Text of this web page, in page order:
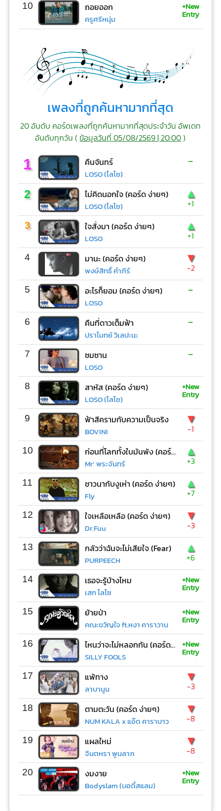
10 ถอยออก
ครูศรีหนุ่ม
+New
Entry
เพลงที่ถูกค้นหามากที่สุด
20 อันดับ คอร์ดเพลงที่ถูกค้นหามากที่สุดประจำวัน อัพเดท
อันดับทุกวัน (ข้อมูลวันที่ 05/08/2569 | 20:00)
1 คืนจันทร์
LOSO (โลโซ)
-
2 ไม่คิดนอกใจ (คอร์ด ง่ายๆ)
LOSO (โลโซ)
▲
+1
3 ใจสั่งมา (คอร์ด ง่ายๆ)
LOSO
▲
+1
4 มานะ (คอร์ด ง่ายๆ)
พงษ์สิทธิ์ คำภีร์
▼
-2
5 อะไรก็ยอม (คอร์ด ง่ายๆ)
LOSO
-
6 คืนที่ดาวเต็มฟ้า
ปราโมทย์ วิเลปะนะ
-
7 ซมซาน
LOSO
-
8 สาหัส (คอร์ด ง่ายๆ)
LOSO (โลโซ)
+New
Entry
9 ฟ้าสีครามกับความเป็นจริง
BOVINI
▼
-1
10 ก่อนที่โลกทั้งใบมันพัง (คอร์ด ง่ายๆ)
Mr’ พระจันทร์
▲
+3
11 ชาวนากับงูเห่า (คอร์ด ง่ายๆ)
Fly
▲
+7
12 ใจเหลือเหลือ (คอร์ด ง่ายๆ)
Dr.Fuu
▼
-3
13 กลัวว่าฉันจะไม่เสียใจ (Fear)
PURPEECH
▲
+6
14 เธอจะรู้บ้างไหม
เสก โลโซ
+New
Entry
15 ย้ายป่า
คณะขวัญใจ ft.หงา คาราวาน
+New
Entry
16 ไหนว่าจะไม่หลอกกัน (คอร์ด ง่ายๆ)
SILLY FOOLS
+New
Entry
17 แพ้ทาง
ลาบานูน
▼
-3
18 ตามตะวัน (คอร์ด ง่ายๆ)
NUM KALA x แอ๊ด คาราบาว
▼
-8
19 แผลใหม่
จินตหรา พูนลาภ
▼
-8
20 งมงาย
Bodyslam (บอดี้สแลม)
+New
Entry